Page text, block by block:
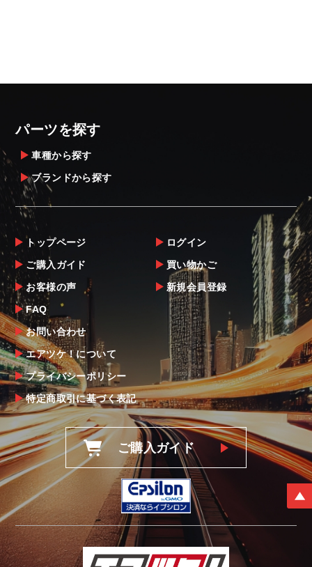
パーツを探す
車種から探す
ブランドから探す
トップページ
ご購入ガイド
お客様の声
FAQ
お問い合わせ
エアツケ！について
プライバシーポリシー
特定商取引に基づく表記
ログイン
買い物かご
新規会員登録
ご購入ガイド